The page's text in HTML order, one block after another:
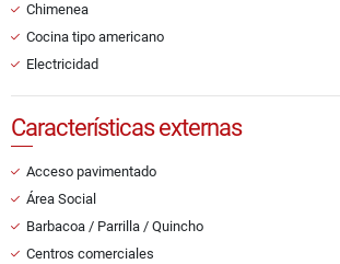
Chimenea
Cocina tipo americano
Electricidad
Características externas
Acceso pavimentado
Área Social
Barbacoa / Parrilla / Quincho
Centros comerciales